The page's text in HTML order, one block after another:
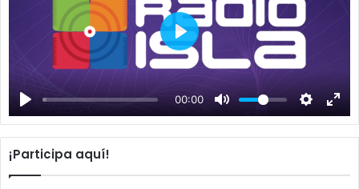
00:00
P
y
¡Participa aquí!